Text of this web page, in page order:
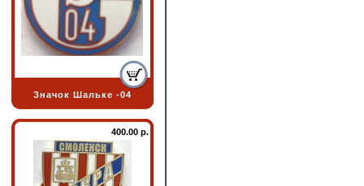
Значок Шальке -04
400.00 р.